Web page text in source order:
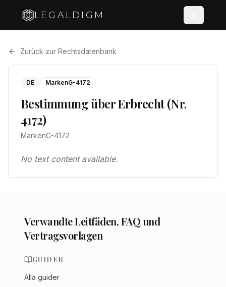
LEGALDIGM
Zurück zur Rechtsdatenbank
DE MarkenG-4172
Bestimmung über Erbrecht (Nr.
4172)
MarkenG-4172
No text content available.
Verwandte Leitfäden, FAQ und
Vertragsvorlagen
GUIDER
Alla guider